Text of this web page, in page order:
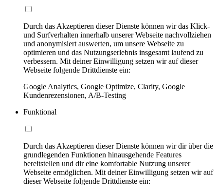
Durch das Akzeptieren dieser Dienste können wir das Klick-
und Surfverhalten innerhalb unserer Webseite nachvollziehen
und anonymisiert auswerten, um unsere Webseite zu
optimieren und das Nutzungserlebnis insgesamt laufend zu
verbessern. Mit deiner Einwilligung setzen wir auf dieser
Webseite folgende Drittdienste ein:
Google Analytics, Google Optimize, Clarity, Google
Kundenrezensionen, A/B-Testing
Funktional
Durch das Akzeptieren dieser Dienste können wir dir über die
grundlegenden Funktionen hinausgehende Features
bereitstellen und dir eine komfortable Nutzung unserer
Webseite ermöglichen. Mit deiner Einwilligung setzen wir auf
dieser Webseite folgende Drittdienste ein: